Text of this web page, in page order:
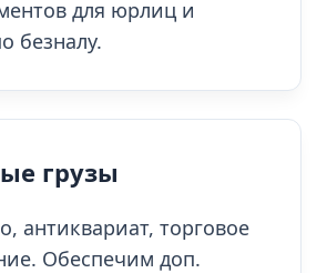
для юрлиц и
безналу.
грузы
антиквариат, торговое
Обеспечим доп.